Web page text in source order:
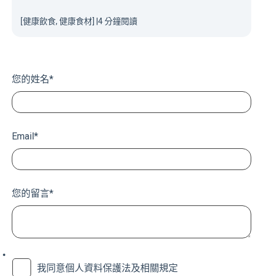
[健康飲食, 健康食材] |4 分鐘閱讀
您的姓名*
Email*
您的留言*
我同意個人資料保護法及相關規定